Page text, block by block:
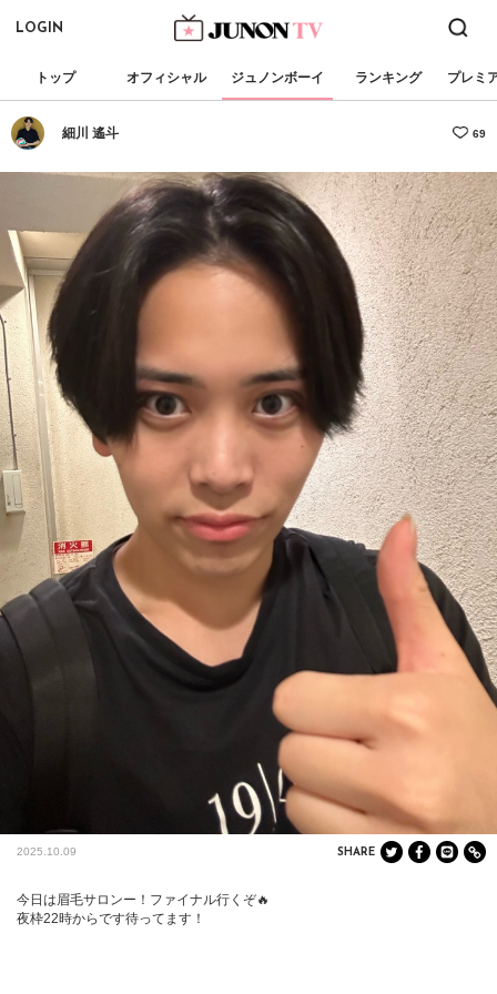
LOGIN
トップ オフィシャル ジュノンボーイ ランキング プレミ
細川 遙斗 69
2025.10.09 SHARE
今日は眉毛サロンー！ファイナル行くぞ🔥
夜枠22時からです待ってます！